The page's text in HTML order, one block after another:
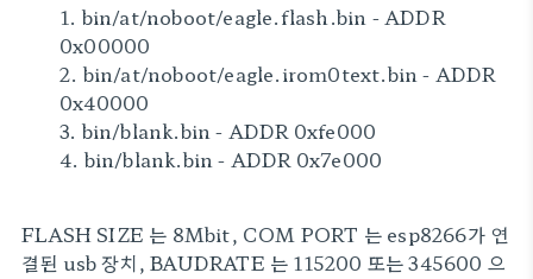
1. bin/at/noboot/eagle.flash.bin - ADDR
0x00000
2. bin/at/noboot/eagle.irom0text.bin - ADDR
0x40000
3. bin/blank.bin - ADDR 0xfe000
4. bin/blank.bin - ADDR 0x7e000
FLASH SIZE 는 8Mbit, COM PORT 는 esp8266가 연
결된 usb 장치, BAUDRATE 는 115200 또는 345600 으